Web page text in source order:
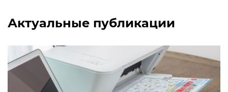
Актуальные публикации